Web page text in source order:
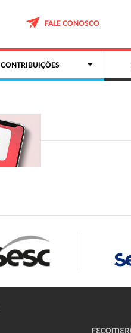
FALE CONOSCO
CONTRIBUIÇÕES